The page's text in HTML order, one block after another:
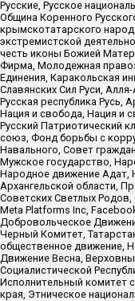
Русские, Русское
Община Коренного
крымскотатарского
экстремистской
честь иконы Божией
Фирма, Молодежная
Единения, Каракольская
Славянских Сил Руси,
Русская республика Русь,
Нация и свобода, Нация и
Русский Патриотический
союз, Фонд борьбы с
Навального, Совет
Мужское государство,
Народное движение Адат,
Архангельской области,
Советских Светлых Родов,
Meta Platforms Inc,
Добровольческое
Черный Комитет,
общественное движение,
Движение Весна,
Социалистической
Исполнительный комитет
края, Этническое